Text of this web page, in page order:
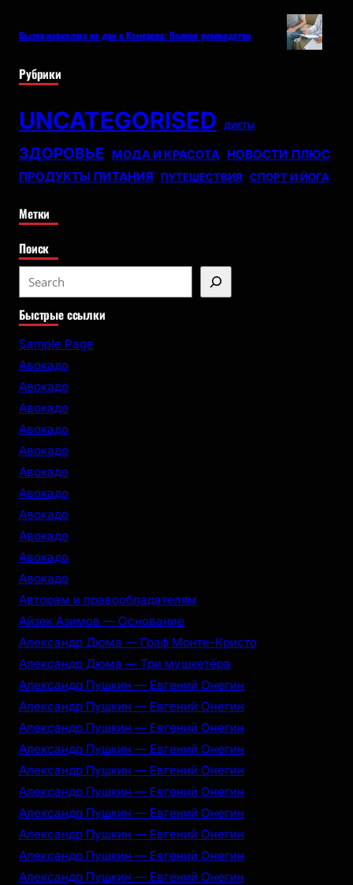
Вызов нарколога на дом в Кемерово: Полное руководство
Рубрики
UNCATEGORISED ДИЕТЫ
ЗДОРОВЬЕ МОДА И КРАСОТА НОВОСТИ ПЛЮС
ПРОДУКТЫ ПИТАНИЯ
ПУТЕШЕСТВИЯ СПОРТ И ЙОГА
Метки
Поиск
e
a
r
Быстрые ссылки
Sample Page
Авокадо
Авокадо
Авокадо
Авокадо
Авокадо
Авокадо
Авокадо
Авокадо
Авокадо
Авокадо
Авокадо
Авторам и правообладателям
Айзек Азимов — Основание
Александр Дюма — Граф Монте-Кристо
Александр Дюма — Три мушкетёра
Александр Пушкин — Евгений Онегин
Александр Пушкин — Евгений Онегин
Александр Пушкин — Евгений Онегин
Александр Пушкин — Евгений Онегин
Александр Пушкин — Евгений Онегин
Александр Пушкин — Евгений Онегин
Александр Пушкин — Евгений Онегин
Александр Пушкин — Евгений Онегин
Александр Пушкин — Евгений Онегин
Александр Пушкин — Евгений Онегин